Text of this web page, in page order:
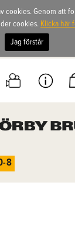
8
cookies. Genom att
cookies. Klicka här
Jag förstår